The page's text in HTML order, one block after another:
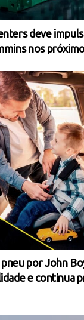
deve
nos
por John
e continua